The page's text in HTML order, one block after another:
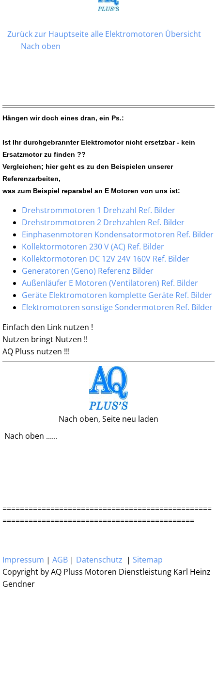
Zurück zur Hauptseite alle Elektromotoren Übersicht
Nach oben
Hängen wir doch eines dran, ein Ps.:
Ist Ihr durchgebrannter Elektromotor nicht ersetzbar - kein
Ersatzmotor zu finden ??
Vergleichen; hier geht es zu den Beispielen unserer
Referenzarbeiten,
was zum Beispiel reparabel an E Motoren von uns ist:
Drehstrommotoren 1 Drehzahl Ref. Bilder
Drehstrommotoren 2 Drehzahlen Ref. Bilder
Einphasenmotoren Kondensatormotoren Ref. Bilder
Kollektormotoren 230 V (AC) Ref. Bilder
Kollektormotoren DC 12V 24V 160V Ref. Bilder
Generatoren (Geno) Referenz Bilder
Außenläufer E Motoren (Ventilatoren) Ref. Bilder
Geräte Elektromotoren komplette Geräte Ref. Bilder
Elektromotoren sonstige Sondermotoren Ref. Bilder
Einfach den Link nutzen !
Nutzen bringt Nutzen !!
AQ Pluss nutzen !!!
Nach oben, Seite neu laden
Nach oben ......
================================================
============================================
Impressum | AGB | Datenschutz | Sitemap
Copyright by AQ Pluss Motoren Dienstleistung Karl Heinz
Gendner